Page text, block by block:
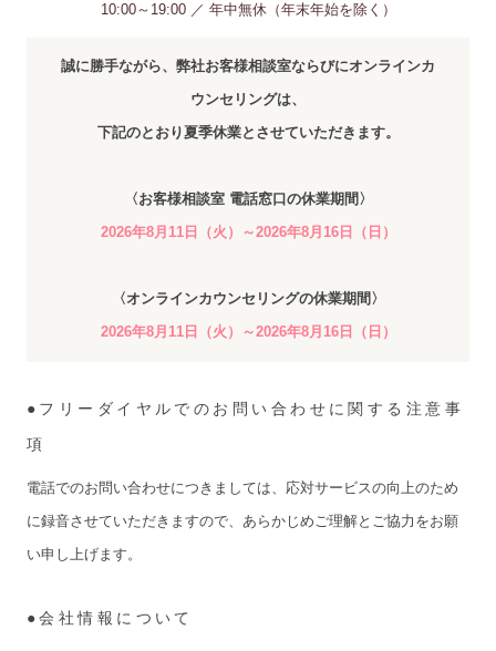
10:00～19:00 ／ 年中無休（年末年始を除く）
誠に勝手ながら、弊社お客様相談室ならびにオンラインカ
ウンセリングは、
下記のとおり夏季休業とさせていただきます。
〈お客様相談室 電話窓口の休業期間〉
2026年8月11日（火）～2026年8月16日（日）
〈オンラインカウンセリングの休業期間〉
2026年8月11日（火）～2026年8月16日（日）
●フリーダイヤルでのお問い合わせに関する注意事
項
電話でのお問い合わせにつきましては、応対サービスの向上のため
に録音させていただきますので、あらかじめご理解とご協力をお願
い申し上げます。
●会社情報について